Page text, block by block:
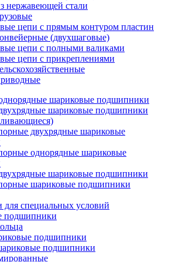
нержавеющей стали
цепи с прямым контуром пластин
(двухшаговые)
цепи с полными валиками
цепи с прикреплениями
шариковые подшипники
шариковые подшипники
двухрядные шариковые
однорядные шариковые
шариковые подшипники
шариковые подшипники
специальных условий
подшипники
подшипники
подшипники